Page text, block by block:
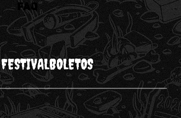
FESTIVALBOLETOS
FAQ